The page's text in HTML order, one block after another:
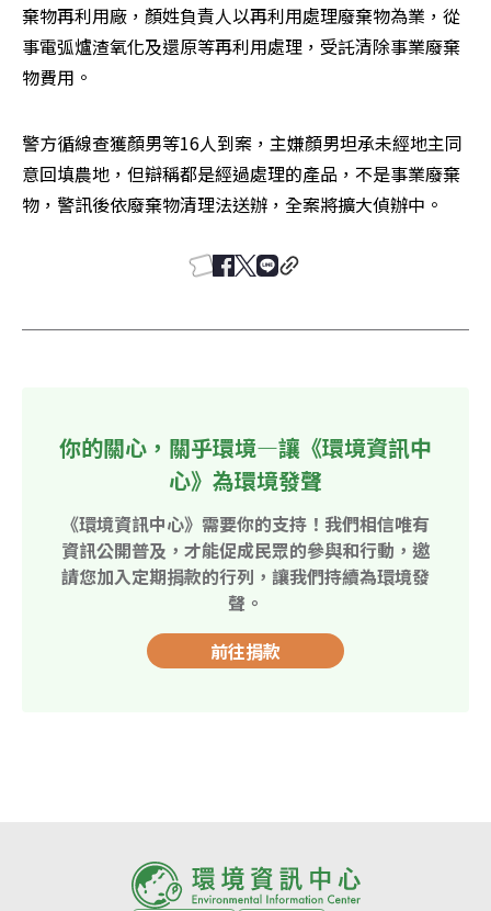
棄物再利用廠，顏姓負責人以再利用處理廢棄物為業，從
事電弧爐渣氧化及還原等再利用處理，受託清除事業廢棄
物費用。
警方循線查獲顏男等16人到案，主嫌顏男坦承未經地主同
意回填農地，但辯稱都是經過處理的產品，不是事業廢棄
物，警訊後依廢棄物清理法送辦，全案將擴大偵辦中。
你的關心，關乎環境—讓《環境資訊中
心》為環境發聲
《環境資訊中心》需要你的支持！我們相信唯有
資訊公開普及，才能促成民眾的參與和行動，邀
請您加入定期捐款的行列，讓我們持續為環境發
聲。
前往捐款